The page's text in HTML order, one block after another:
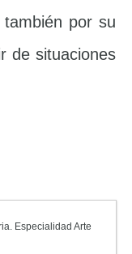
por su
de situaciones